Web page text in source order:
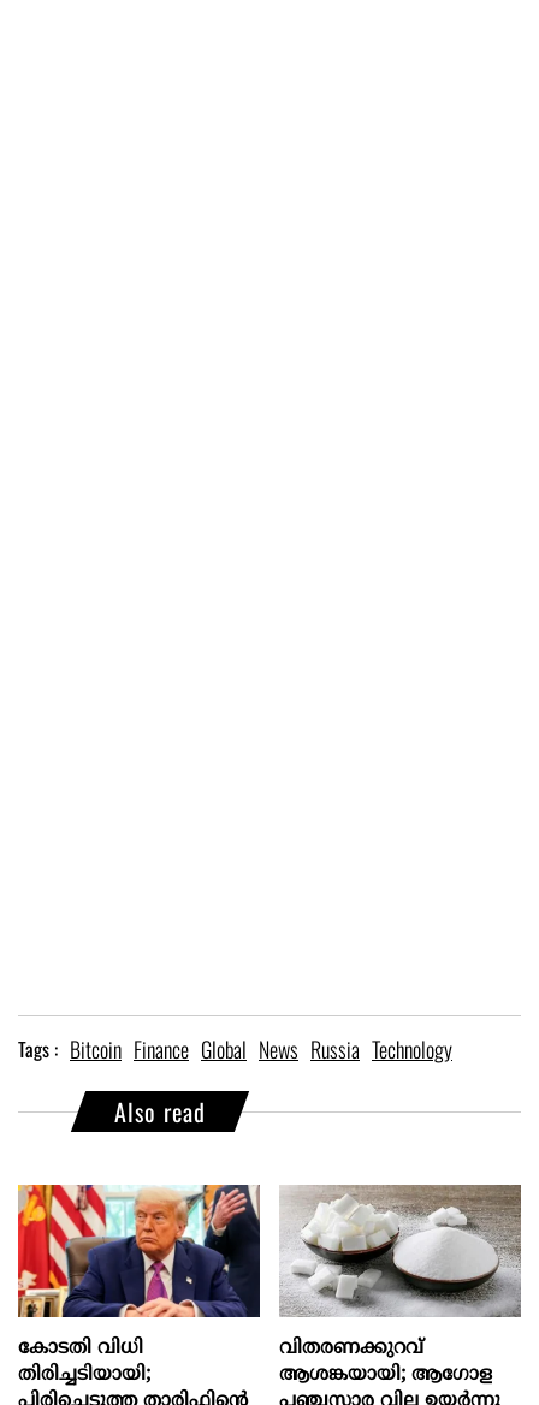
Tags : Bitcoin Finance Global News Russia Technology
Also read
കോടതി വിധി
തിരിച്ചടിയായി;
വിതരണക്കുറവ്
ആശങ്കയായി; ആഗോള